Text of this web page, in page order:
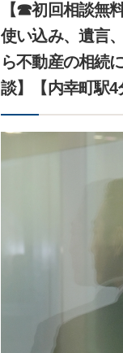
【☎︎初回相談無
使い込み、遺言
ら不動産の相続
談】【内幸町駅4